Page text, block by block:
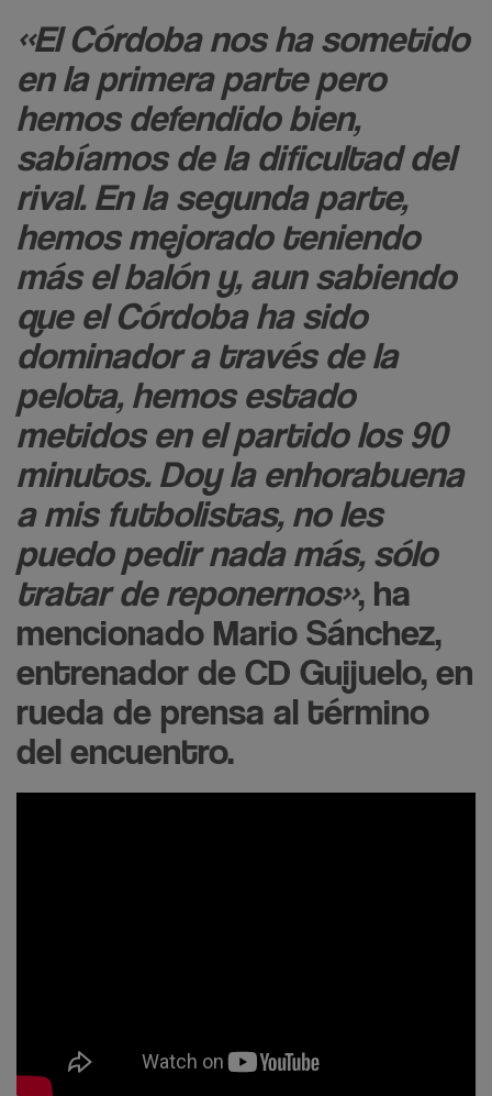
«El Córdoba nos ha sometido
en la primera parte pero
hemos defendido bien,
sabíamos de la dificultad del
rival. En la segunda parte,
hemos mejorado teniendo
más el balón y, aun sabiendo
que el Córdoba ha sido
dominador a través de la
pelota, hemos estado
metidos en el partido los 90
minutos. Doy la enhorabuena
a mis futbolistas, no les
puedo pedir nada más, sólo
tratar de reponernos», ha
mencionado Mario Sánchez,
entrenador de CD Guijuelo, en
rueda de prensa al término
del encuentro.